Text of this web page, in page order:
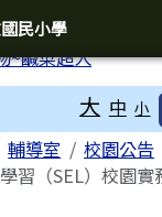
培文國民
民小學
大 中 小
輔導室
校園公告
習（SEL）校園